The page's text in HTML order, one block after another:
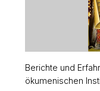
Berichte und
ökumenischen